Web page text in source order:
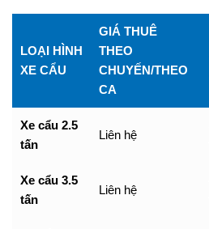
LOẠI HÌNH
XE CẨU
GIÁ THUÊ
THEO
CHUYẾN/THEO
CA
Xe cẩu 2.5
tấn
Liên hệ
Xe cẩu 3.5
tấn
Liên hệ